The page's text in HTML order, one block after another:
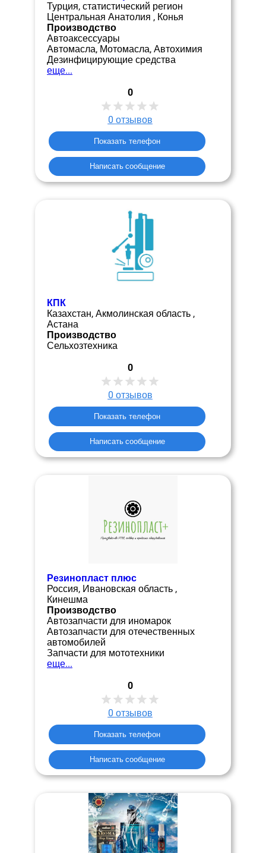
Турция, статистический регион
Центральная Анатолия , Конья
Производство
Автоаксессуары
Автомасла, Мотомасла, Автохимия
Дезинфицирующие средства
еще...
0
0 отзывов
Показать телефон
Написать сообщение
КПК
Казахстан, Акмолинская область ,
Астана
Производство
Сельхозтехника
0
0 отзывов
Показать телефон
Написать сообщение
Резинопласт плюс
Россия, Ивановская область ,
Кинешма
Производство
Автозапчасти для иномарок
Автозапчасти для отечественных
автомобилей
Запчасти для мототехники
еще...
0
0 отзывов
Показать телефон
Написать сообщение